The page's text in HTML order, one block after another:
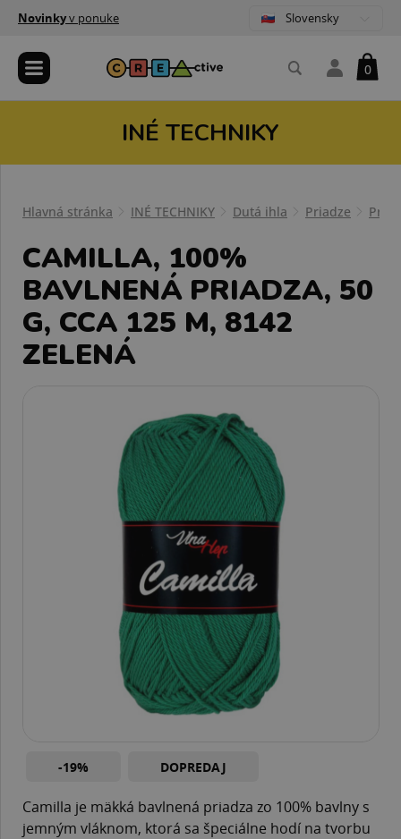
Novinkyv ponuke Slovensky
0
INÉ TECHNIKY
Hlavná stránka INÉ TECHNIKY Dutá ihla Priadze
CAMILLA, 100%
BAVLNENÁ PRIADZA, 50
G, CCA 125 M, 8142
ZELENÁ
-19% DOPREDAJ
Camilla je mäkká bavlnená priadza zo 100% bavlny s
jemným vláknom, ktorá sa špeciálne hodí na tvorbu